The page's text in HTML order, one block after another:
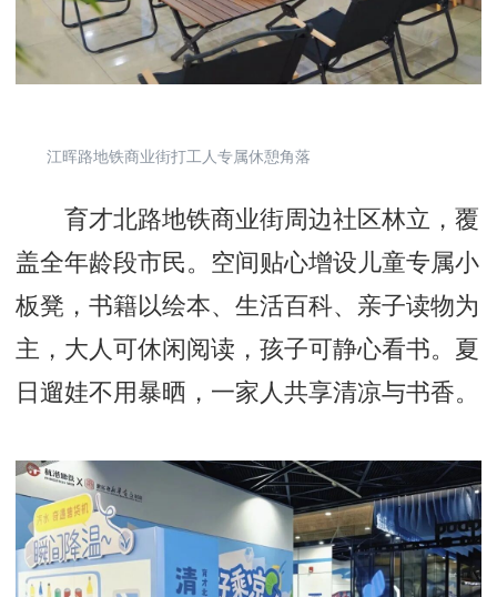
江晖路地铁商业街打工人专属休憩角落
育才北路地铁商业街周边社区林立，覆
盖全年龄段市民。空间贴心增设儿童专属小
板凳，书籍以绘本、生活百科、亲子读物为
主，大人可休闲阅读，孩子可静心看书。夏
日遛娃不用暴晒，一家人共享清凉与书香。